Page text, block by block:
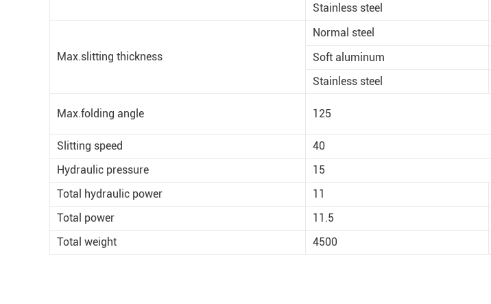
Stainless steel
Max.slitting thickness
Normal steel
Soft aluminum
Stainless steel
Max.folding angle 125
Slitting speed
40
Hydraulic pressure
15
Total hydraulic power
11
Total power
11.5
Total weight
4500